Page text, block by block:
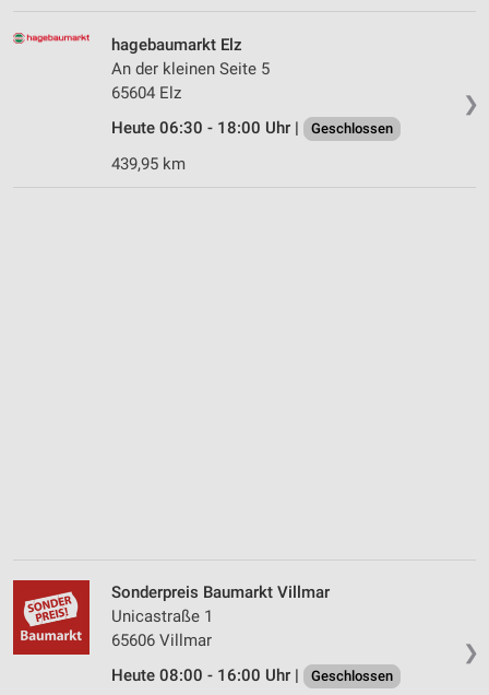
❯
hagebaumarkt Elz
An der kleinen Seite 5
65604 Elz
Heute 06:30 - 18:00 Uhr |
Geschlossen
439,95 km
❯
Sonderpreis Baumarkt Villmar
Unicastraße 1
65606 Villmar
Heute 08:00 - 16:00 Uhr |
Geschlossen